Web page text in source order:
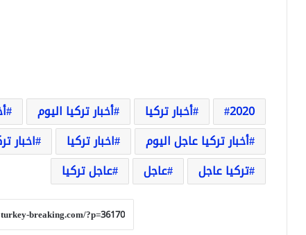
2020 أخبار تركيا أخبار تركيا اليوم
أخبار تركيا عاجل اليوم
اخبار تركيا اخبار
تركيا عاجل
عاجل عاجل تركيا